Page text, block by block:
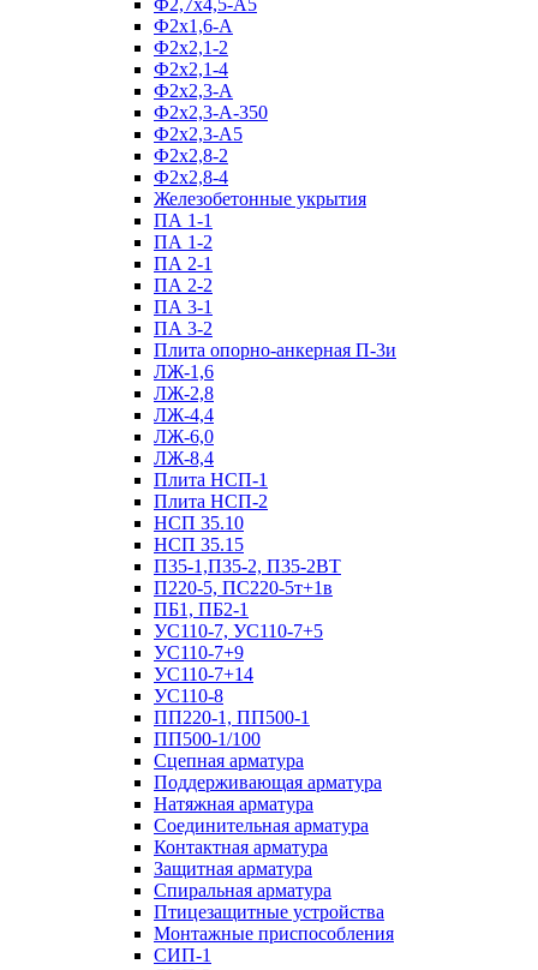
Ф2х1,6-А
Ф2х2,1-2
Ф2х2,1-4
Ф2х2,3-А
Ф2х2,3-А-350
Ф2х2,3-А5
Ф2х2,8-2
Ф2х2,8-4
Железобетонные укрытия
ПА 1-1
ПА 1-2
ПА 2-1
ПА 2-2
ПА 3-1
ПА 3-2
Плита опорно-анкерная П-3и
ЛЖ-1,6
ЛЖ-2,8
ЛЖ-4,4
ЛЖ-6,0
ЛЖ-8,4
Плита НСП-1
Плита НСП-2
НСП 35.10
НСП 35.15
П35-1,П35-2, П35-2ВТ
П220-5, ПС220-5т+1в
ПБ1, ПБ2-1
УС110-7, УС110-7+5
УС110-7+9
УС110-7+14
УС110-8
ПП220-1, ПП500-1
ПП500-1/100
Сцепная арматура
Поддерживающая арматура
Натяжная арматура
Соединительная арматура
Контактная арматура
Защитная арматура
Спиральная арматура
Птицезащитные устройства
Монтажные приспособления
СИП-1